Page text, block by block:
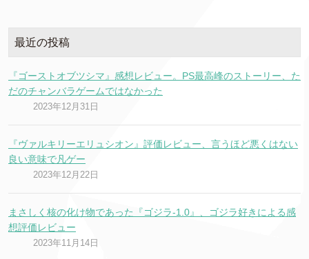
最近の投稿
『ゴーストオブツシマ』感想レビュー。PS最高峰のストーリー、た
だのチャンバラゲームではなかった
2023年12月31日
『ヴァルキリーエリュシオン』評価レビュー、言うほど悪くはない
良い意味で凡ゲー
2023年12月22日
まさしく核の化け物であった『ゴジラ-1.0』、ゴジラ好きによる感
想評価レビュー
2023年11月14日